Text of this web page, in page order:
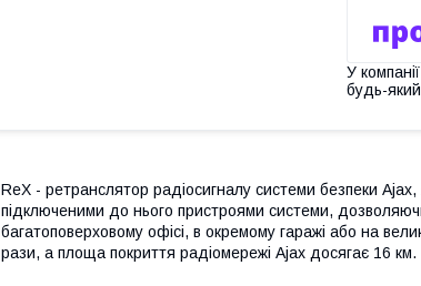
У
будь-
ReX - ретранслятор радіосигналу системи безпеки
підключеними до нього пристроями системи, дозволяючи
багатоповерховому офісі, в окремому гаражі або на
рази, а площа покриття радіомережі Ajax досягає 16 км.